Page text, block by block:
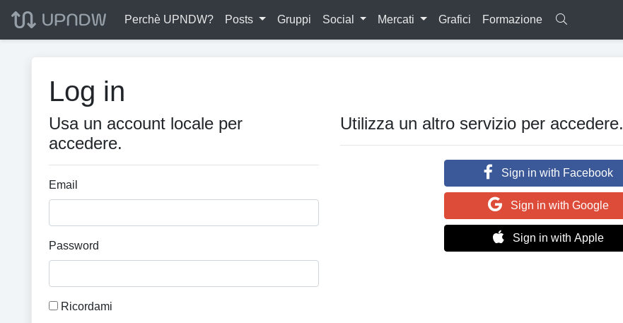
Perchè UPNDW? Posts Gruppi Social Mercati Grafici Formazione
Log in
Usa un account locale per
accedere.
Email
Password
Ricordami
Utilizza un altro servizio per accedere.
Sign in with Facebook
Sign in with Google
Sign in with Apple